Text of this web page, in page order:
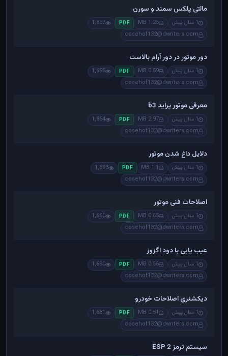
مالتی پلکس سمند و سورن
1 سال پیش 1.25 MB
PDF
1,867
cosehof132@dwriters.com
دور موتور در دور آرام بالاست
1 سال پیش 0.59 MB
PDF
1,695
cosehof132@dwriters.com
معرفی موتور پراید b3
1 سال پیش 2.97 MB
PDF
1,854
cosehof132@dwriters.com
دلایل داغ شدن موتور
1 سال پیش 1.1 MB
PDF
1,693
cosehof132@dwriters.com
اصلاحات فنی موتور
1 سال پیش 0.65 MB
PDF
1,660
cosehof132@dwriters.com
عیب یابی با دود اگزوز
1 سال پیش 0.56 MB
PDF
1,690
cosehof132@dwriters.com
دیکشنری اصلاحات خودرو
1 سال پیش 0.51 MB
PDF
1,681
cosehof132@dwriters.com
سیستم ترمز ESP 2